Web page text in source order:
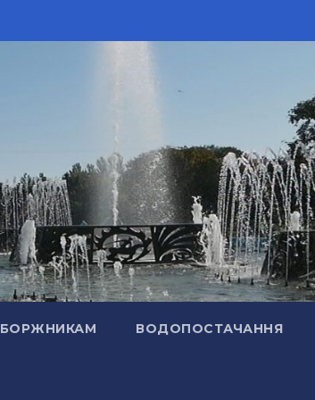
БОРЖНИКАМ ВОДОПОСТАЧАННЯ